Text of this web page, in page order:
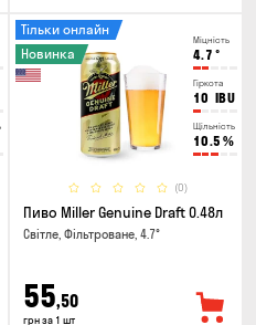
Міцність
4.7 °
Гіркота
10 IBU
Щільність
10.5 %
(0)
Тільки онлайн
Новинка
Пиво Miller Genuine Draft 0.48л
Світле, Фільтроване, 4.7°
55,50
грн за 1 шт